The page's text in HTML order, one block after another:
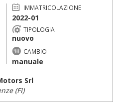
IMMATRICOLAZIONE
2022-01
TIPOLOGIA
nuovo
CAMBIO
manuale
Srl
(FI)